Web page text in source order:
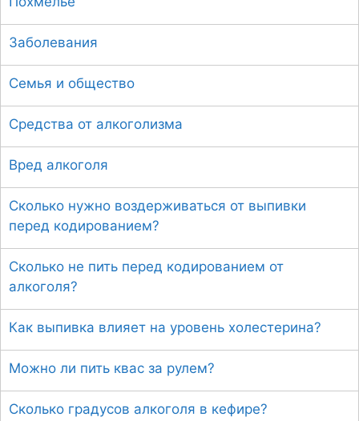
Заболевания
Семья и общество
Средства от алкоголизма
Вред алкоголя
Сколько нужно воздерживаться от выпивки
перед кодированием?
Сколько не пить перед кодированием от
алкоголя?
Как выпивка влияет на уровень холестерина?
Можно ли пить квас за рулем?
Сколько градусов алкоголя в кефире?